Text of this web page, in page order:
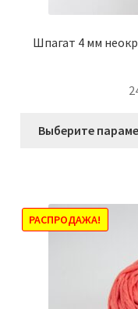
Шпагат 4 мм
Выберите
РАСПРОДАЖА!